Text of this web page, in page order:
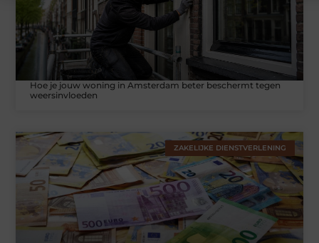
Hoe je jouw woning in Amsterdam beter beschermt tegen
weersinvloeden
ZAKELIJKE DIENSTVERLENING